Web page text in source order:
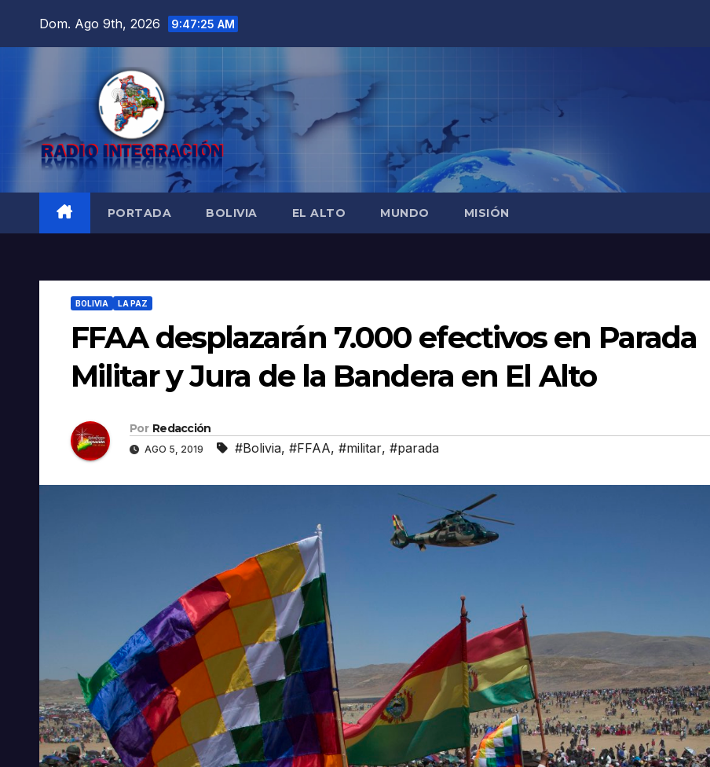
Dom. Ago 9th, 2026 9:47:26 AM
PORTADA BOLIVIA EL ALTO MUNDO MISIÓN
BOLIVIA LA PAZ
FFAA desplazarán 7.000 efectivos en Parada
Militar y Jura de la Bandera en El Alto
Por Redacción
AGO 5, 2019 #Bolivia, #FFAA, #militar, #parada